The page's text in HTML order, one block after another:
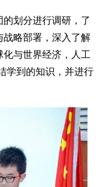
划分进行调研，了
战略部署，深入了解
与世界经济，人工
学到的知识，并进行